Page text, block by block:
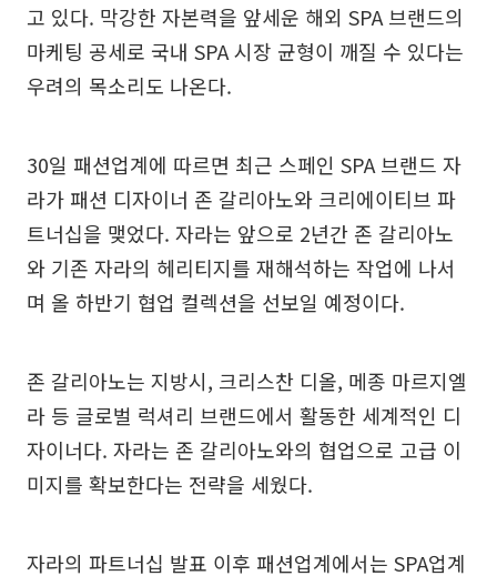
고 있다. 막강한 자본력을 앞세운 해외 SPA 브랜드의
마케팅 공세로 국내 SPA 시장 균형이 깨질 수 있다는
우려의 목소리도 나온다.
30일 패션업계에 따르면 최근 스페인 SPA 브랜드 자
라가 패션 디자이너 존 갈리아노와 크리에이티브 파
트너십을 맺었다. 자라는 앞으로 2년간 존 갈리아노
와 기존 자라의 헤리티지를 재해석하는 작업에 나서
며 올 하반기 협업 컬렉션을 선보일 예정이다.
존 갈리아노는 지방시, 크리스찬 디올, 메종 마르지엘
라 등 글로벌 럭셔리 브랜드에서 활동한 세계적인 디
자이너다. 자라는 존 갈리아노와의 협업으로 고급 이
미지를 확보한다는 전략을 세웠다.
자라의 파트너십 발표 이후 패션업계에서는 SPA업계